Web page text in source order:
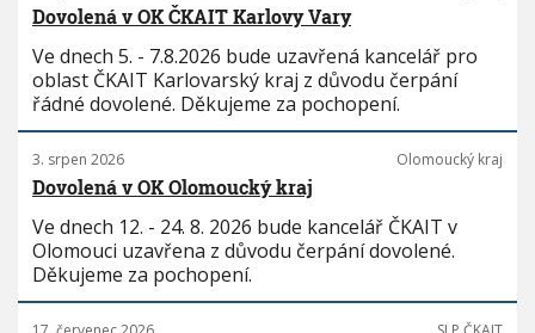
Dovolená v OK ČKAIT Karlovy Vary
Ve dnech 5. - 7.8.2026 bude uzavřená kancelář pro
oblast ČKAIT Karlovarský kraj z důvodu čerpání
řádné dovolené. Děkujeme za pochopení.
3. srpen 2026 Olomoucký kraj
Dovolená v OK Olomoucký kraj
Ve dnech 12. - 24. 8. 2026 bude kancelář ČKAIT v
Olomouci uzavřena z důvodu čerpání dovolené.
Děkujeme za pochopení.